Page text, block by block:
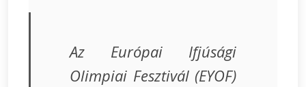
Az Európai Ifjúsági
Olimpiai Fesztivál (EYOF)